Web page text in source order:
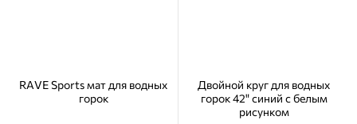
RAVE Sports мат для водных
горок
Двойной круг для водных
горок 42" синий с белым
рисунком